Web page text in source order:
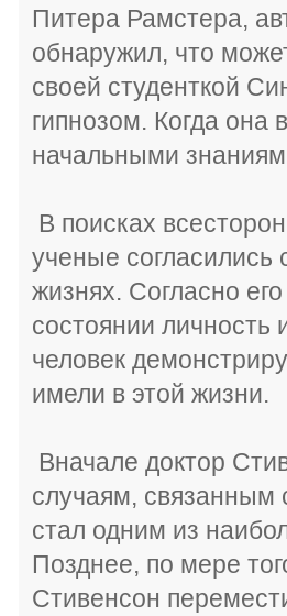
Питера Рамстера,
обнаружил, что
своей студенткой
гипнозом. Когда
начальными
В поисках
ученые
жизнях. Согласно
состоянии
человек
имели в этой жизни.
Вначале доктор
случаям, связанным
стал одним из
Позднее, по мере
Стивенсон